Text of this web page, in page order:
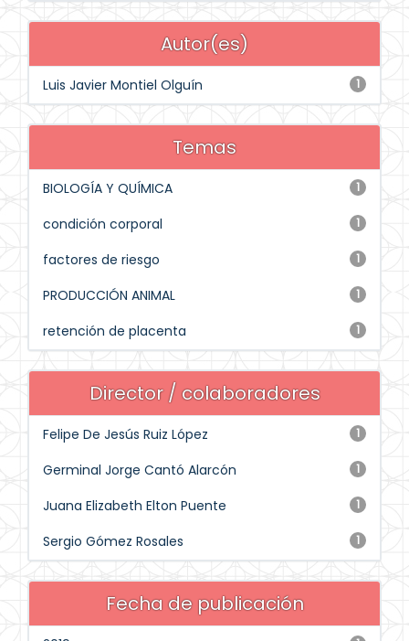
Autor(es)
1
Luis Javier Montiel Olguín
Temas
1
BIOLOGÍA Y QUÍMICA
1
condición corporal
1
factores de riesgo
1
PRODUCCIÓN ANIMAL
1
retención de placenta
Director / colaboradores
1
Felipe De Jesús Ruiz López
1
Germinal Jorge Cantó Alarcón
1
Juana Elizabeth Elton Puente
1
Sergio Gómez Rosales
Fecha de publicación